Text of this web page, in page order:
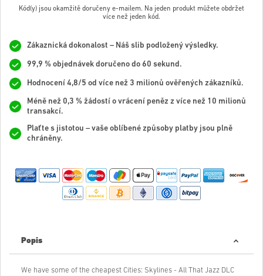
Kód(y) jsou okamžitě doručeny e-mailem. Na jeden produkt můžete obdržet
více než jeden kód.
Zákaznická dokonalost – Náš slib podložený výsledky.
99,9 % objednávek doručeno do 60 sekund.
Hodnocení 4,8/5 od více než 3 milionů ověřených zákazníků.
Méně než 0,3 % žádostí o vrácení peněz z více než 10 milionů
transakcí.
Plaťte s jistotou – vaše oblíbené způsoby platby jsou plně
chráněny.
Popis
We have some of the cheapest Cities: Skylines - All That Jazz DLC